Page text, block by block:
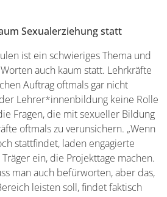
Sexualerziehung statt
ist ein schwieriges Thema und
auch kaum statt. Lehrkräfte
Auftrag oftmals gar nicht
Lehrer*innenbildung keine Rolle
Fragen, die mit sexueller Bildung
oftmals zu verunsichern. „Wenn
stattfindet, laden engagierte
ein, die Projekttage machen.
man auch befürworten, aber das,
leisten soll, findet faktisch